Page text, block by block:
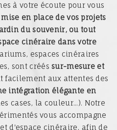
à votre écoute pour vous
en place de vos projets
du souvenir, ou tout
cinéraire dans votre
espaces cinéraires
sont crééssur-mesure et
facilement aux attentes des
intégration élégante en
cases, la couleur...). Notre
vous accompagne
d'espace cinéraire, afin de